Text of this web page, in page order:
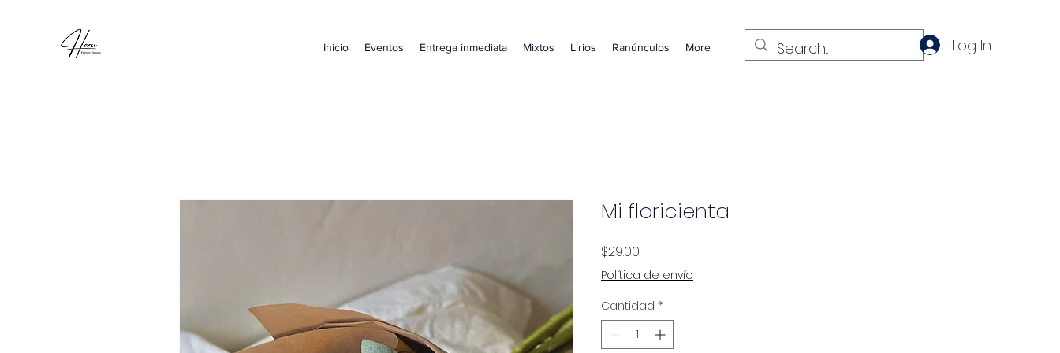
Inicio Eventos Entrega inmediata Mixtos Lirios Ranúnculos More Log In
Mi floricienta
$29.00
Política de envío
Cantidad *